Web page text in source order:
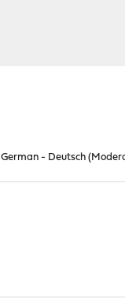
German - Deutsch